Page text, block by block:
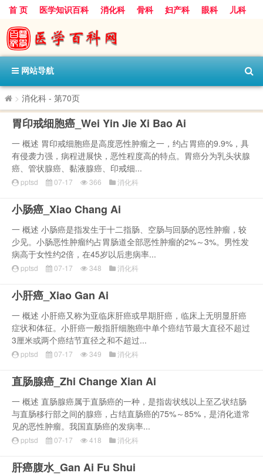
首 页 医学知识百科 消化科 骨科 妇产科 眼科
儿科
心血管病科
呼吸科 神经科
内分泌科
口腔科
网站导航
> 消化科 - 第70页
胃印戒细胞癌_Wei Yin Jie Xi Bao Ai
一 概述 胃印戒细胞癌是高度恶性肿瘤之一，约占胃癌的9.9%，具
有侵袭力强，病程进展快，恶性程度高的特点。胃癌分为乳头状腺
癌、管状腺癌、黏液腺癌、印戒细...
pptsd 07-17 366 消化科
小肠癌_Xiao Chang Ai
一 概述 小肠癌是指发生于十二指肠、空肠与回肠的恶性肿瘤，较
少见。小肠恶性肿瘤约占胃肠道全部恶性肿瘤的2%～3%。男性发
病高于女性约2倍，在45岁以后患病率...
pptsd 07-17 348 消化科
小肝癌_Xiao Gan Ai
一 概述 小肝癌又称为亚临床肝癌或早期肝癌，临床上无明显肝癌
症状和体征。小肝癌一般指肝细胞癌中单个癌结节最大直径不超过
3厘米或两个癌结节直径之和不超过...
pptsd 07-17 349 消化科
直肠腺癌_Zhi Change Xian Ai
一 概述 直肠腺癌属于直肠癌的一种，是指齿状线以上至乙状结肠
与直肠移行部之间的腺癌，占结直肠癌的75%～85%，是消化道常
见的恶性肿瘤。我国直肠癌的发病率...
pptsd 07-17 418 消化科
肝癌腹水_Gan Ai Fu Shui